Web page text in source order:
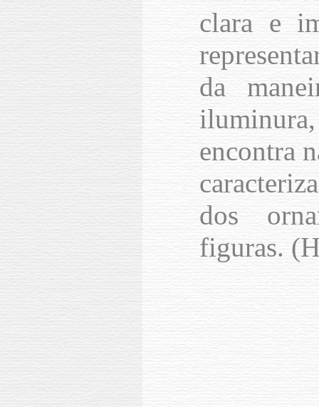
clara e
da
encontra
dos
figuras.